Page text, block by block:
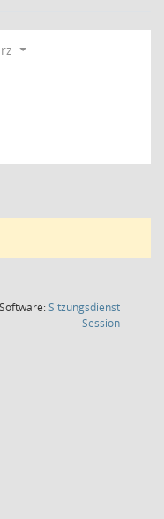
Software:Sitzungsdienst
Session(Wird in